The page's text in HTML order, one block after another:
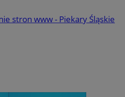
stron www - Piekary Śląskie